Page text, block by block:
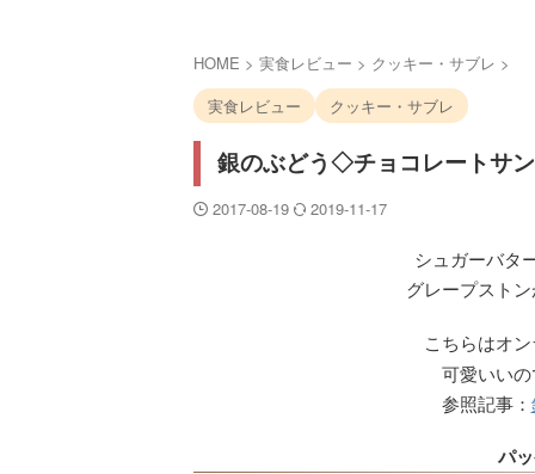
HOME > 実食レビュー > クッキー・サブレ >
実食レビュー
クッキー・サブレ
銀のぶどう◇チョコレートサ
2017-08-19 2019-11-17
シュガーバタ
グレープスト
こちらはオ
可愛いい
参照記事：
パ